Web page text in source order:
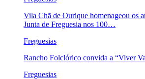
Vila Chã de Ourique homenageou os
Junta de Freguesia nos 100…
Freguesias
Rancho Folclórico convida a “Viver
Freguesias